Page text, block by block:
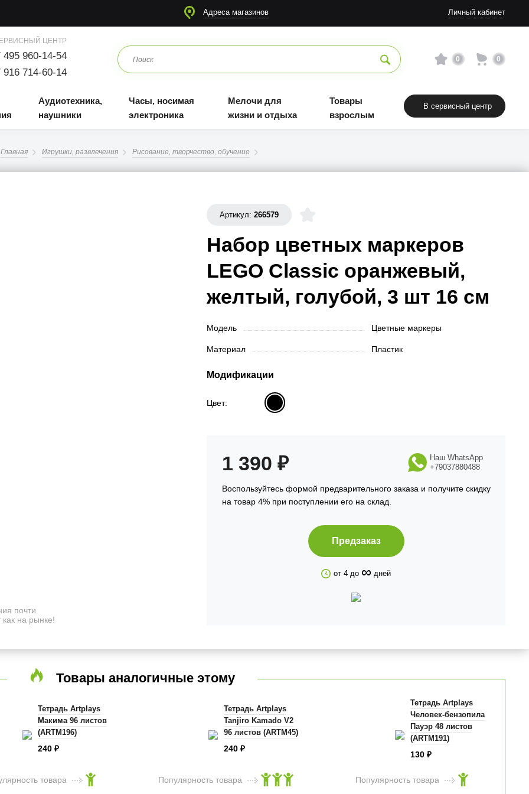
Адреса магазинов Личный кабинет
ЦЕНТР
495 960-14-54
916 714-60-14
0 0
Аудиотехника,
наушники
Часы, носимая
электроника
Мелочи для
жизни и отдыха
Товары
взрослым
В сервисный центр
Главная Игрушки, развлечения Рисование, творчество, обучение
Артикул:266579
Набор цветных маркеров
LEGO Classic оранжевый,
желтый, голубой, 3 шт 16 см
Модель Цветные маркеры
Материал Пластик
Модификации
Цвет:
1 390 ₽
Воспользуйтесь формой предварительного заказа и получите скидку
на товар 4% при поступлении его на склад.
Наш WhatsApp
+79037880488
Предзаказ
от 4 до ∞ дней
почти
как на рынке!
Товары аналогичные этому
Тетрадь Artplays
Макима 96 листов
(ARTM196)
240 ₽
товара
Тетрадь Artplays
Tanjiro Kamado V2
96 листов (ARTM45)
240₽
Популярность товара
Тетрадь Artplays
Человек-бензопила
Пауэр 48 листов
(ARTM191)
130 ₽
Популярность товара